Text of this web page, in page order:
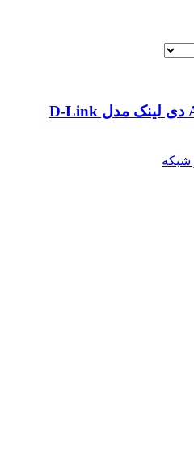
مودم 4G رومیزی AC1200 دی لینک مدل D-Link
شبکه